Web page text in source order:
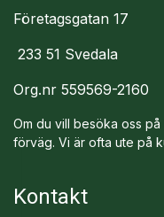
Företagsgatan 17
233 51 Svedala
Org.nr 559569-2160
Om du vill besöka oss
förväg. Vi är ofta ute på
Kontakt